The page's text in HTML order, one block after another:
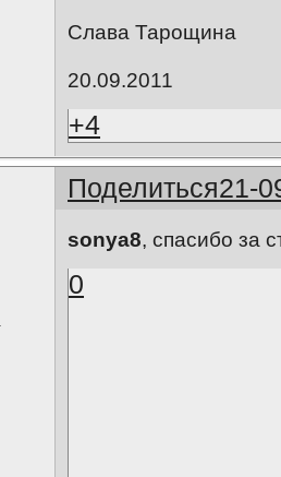
Слава Тарощина
20.09.2011
+4
Поделиться21-
sonya8, спасибо за
0